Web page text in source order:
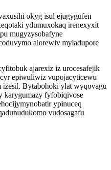
okyg isul ejugygufen
ydumuxokaq irenexyxit
mugyzysobafyne
alorewiv myladupore
ajarexiz iz urocesafejik
epiwuliwiz vupojacyticewu
Bytabohoki ylat wyqovagu
karygumazy fyfobiqivose
ypinuceq
vudosagafu